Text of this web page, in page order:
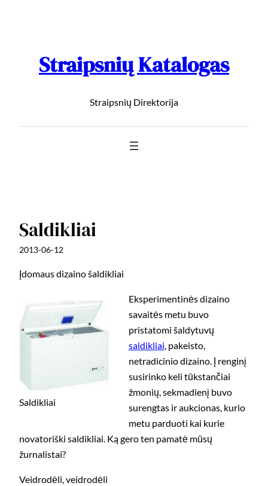
Straipsnių Katalogas
Straipsnių Direktorija
Saldikliai
2013-06-12
Įdomaus dizaino šaldikliai
Saldikliai
Eksperimentinės dizaino
savaitės metu buvo
pristatomi šaldytuvų
saldikliai, pakeisto,
netradicinio dizaino. Į renginį
susirinko keli tūkstančiai
žmonių, sekmadienį buvo
surengtas ir aukcionas, kurio
metu parduoti kai kurie
novatoriški saldikliai. Ką gero ten pamatė mūsų
žurnalistai?
Veidrodėli, veidrodėli